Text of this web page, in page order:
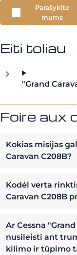
Parašykite
mums
Eiti toliau
"Grand
Foire aux
Kokias misijas
Caravan C208B?
Kodėl verta
Caravan C208B
Ar Cessna
nusileisti ant
kilimo ir tūpimo